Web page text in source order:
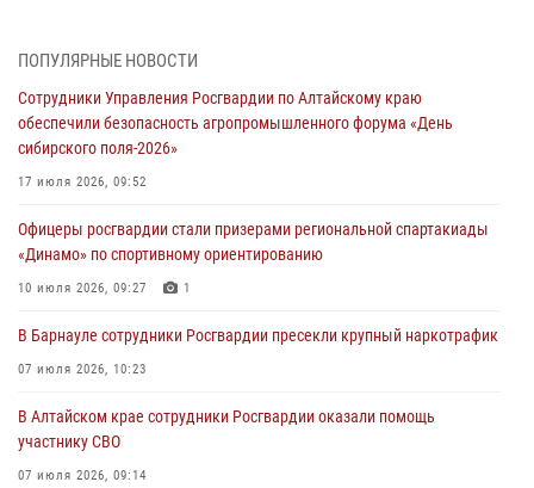
акции «Коробка храбрости»
Сотрудники Росгвардии провели встречу с юными пограничниками
03 июля 2026, 04:03
Управление Росгвардии по Алтайскому краю провело для детей
02 июля 2026, 00:55
Алтайскому краю подведены итоги «прямой линии»
01 июля 2026, 07:49
ПОПУЛЯРНЫЕ НОВОСТИ
Сотрудники Управления Росгвардии по Алтайскому краю
обеспечили безопасность агропромышленного форума «День
сибирского поля-2026»
17 июля 2026, 09:52
Офицеры росгвардии стали призерами региональной спартакиады
«Динамо» по спортивному ориентированию
10 июля 2026, 09:27 1
В Барнауле сотрудники Росгвардии пресекли крупный наркотрафик
07 июля 2026, 10:23
В Алтайском крае сотрудники Росгвардии оказали помощь
участнику СВО
07 июля 2026, 09:14